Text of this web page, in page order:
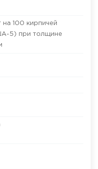
на 100 кирпичей
5) при толщине